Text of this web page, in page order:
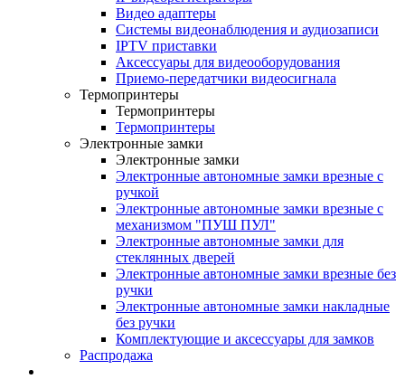
Видео адаптеры
Системы видеонаблюдения и аудиозаписи
IPTV приставки
Аксессуары для видеооборудования
Приемо-передатчики видеосигнала
Термопринтеры
Термопринтеры
Термопринтеры
Электронные замки
Электронные замки
Электронные автономные замки врезные с
ручкой
Электронные автономные замки врезные с
механизмом "ПУШ ПУЛ"
Электронные автономные замки для
стеклянных дверей
Электронные автономные замки врезные без
ручки
Электронные автономные замки накладные
без ручки
Комплектующие и аксессуары для замков
Распродажа